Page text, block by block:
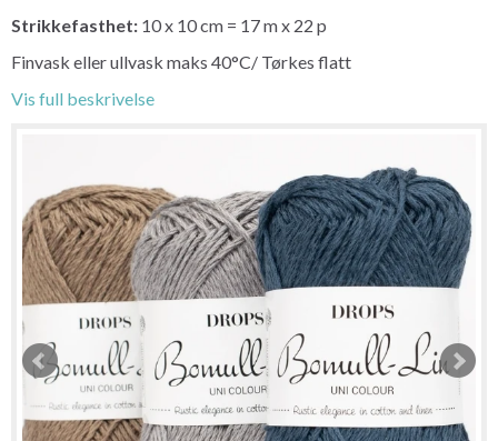
Strikkefasthet: 10 x 10 cm = 17 m x 22 p
Finvask eller ullvask maks 40°C/ Tørkes flatt
Vis full beskrivelse